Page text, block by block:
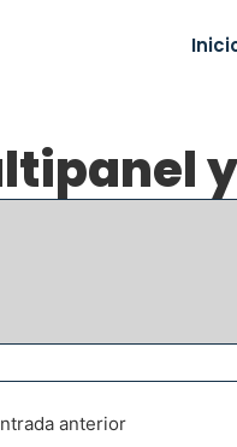
anterior